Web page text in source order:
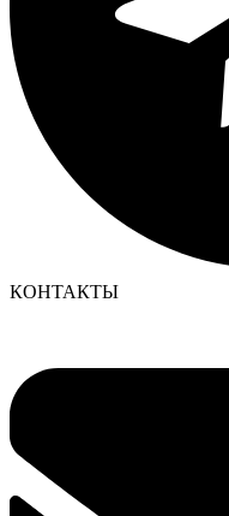
КОНТАКТЫ